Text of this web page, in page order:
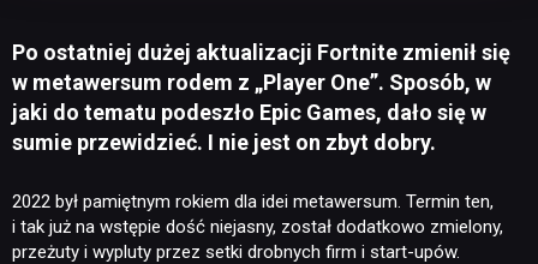
Po ostatniej dużej aktualizacji Fortnite zmienił się
w metawersum rodem z „Player One”. Sposób, w
jaki do tematu podeszło Epic Games, dało się w
sumie przewidzieć. I nie jest on zbyt dobry.
2022 był pamiętnym rokiem dla idei metawersum. Termin ten,
i tak już na wstępie dość niejasny, został dodatkowo zmielony,
przeżuty i wypluty przez setki drobnych firm i start-upów.